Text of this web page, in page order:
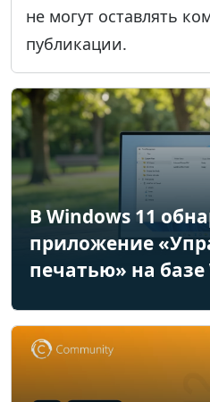
не могут оставлять
публикации.
В Windows 11
приложение
печатью» на базе